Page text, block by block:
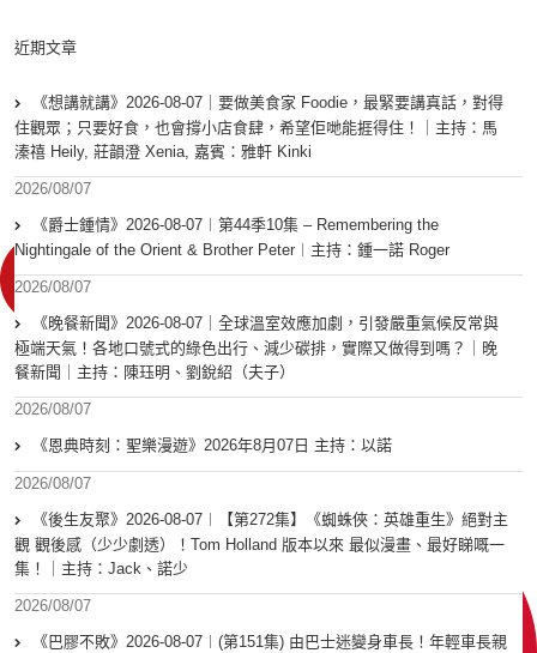
近期文章
《想講就講》2026-08-07｜要做美食家 Foodie，最緊要講真話，對得
住觀眾；只要好食，也會撐小店食肆，希望佢哋能捱得住！｜主持：馬
溱禧 Heily, 莊韻澄 Xenia, 嘉賓：雅軒 Kinki
2026/08/07
《爵士鍾情》2026-08-07︱第44季10集 – Remembering the
Nightingale of the Orient & Brother Peter︱主持：鍾一諾 Roger
2026/08/07
《晚餐新聞》2026-08-07｜全球溫室效應加劇，引發嚴重氣候反常與
極端天氣！各地口號式的綠色出行、減少碳排，實際又做得到嗎？｜晚
餐新聞｜主持：陳珏明、劉銳紹（夫子）
2026/08/07
《恩典時刻：聖樂漫遊》2026年8月07日 主持：以諾
2026/08/07
《後生友聚》2026-08-07︱【第272集】《蜘蛛俠：英雄重生》絕對主
觀 觀後感（少少劇透）！Tom Holland 版本以來 最似漫畫、最好睇嘅一
集！｜主持：Jack、諾少
2026/08/07
《巴膠不敗》2026-08-07︱(第151集) 由巴士迷變身車長！年輕車長親